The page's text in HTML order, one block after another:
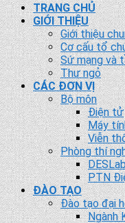
TRANG CHỦ
GIỚI THIỆU
Giới thiệu
Cơ cấu tổ
Sứ mạng và
Thư ngỏ
CÁC ĐƠN VỊ
Bộ môn
Điện tử
Máy
Viễn
Phòng thí
PTN
ĐÀO TẠO
Đào tạo đại
Ngành